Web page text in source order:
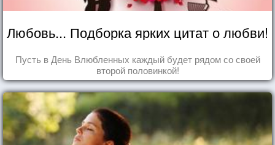
Любовь... Подборка ярких цитат о любви!
Пусть в День Влюбленных каждый будет рядом со своей
второй половинкой!